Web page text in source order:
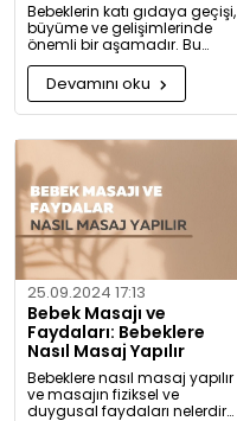
Bebeklerin katı gıdaya geçişi,
büyüme ve gelişimlerinde
önemli bir aşamadır. Bu
konuda bilmeniz gerekenleri
detaylıca anlattık!
Devamını oku
25.09.2024 17:13
Bebek Masajı ve
Faydaları: Bebeklere
Nasıl Masaj Yapılır
Bebeklere nasıl masaj yapılır
ve masajın fiziksel ve
duygusal faydaları nelerdir?